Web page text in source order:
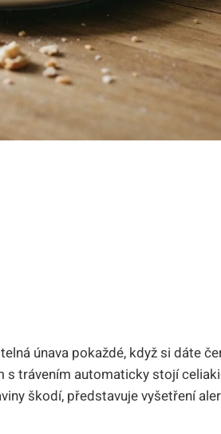
únava pokaždé, když si dáte
s trávením automaticky stojí
škodí, představuje vyšetření